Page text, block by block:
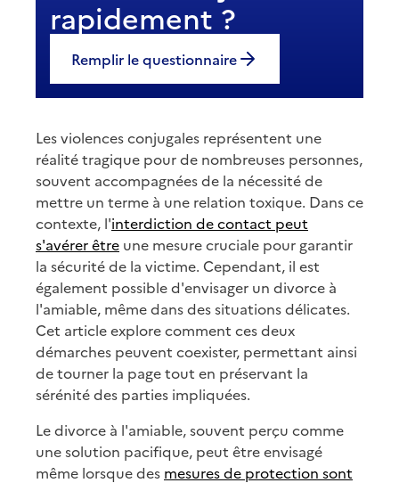
rapidement ?
Remplir le questionnaire
Les violences conjugales représentent une
réalité tragique pour de nombreuses personnes,
souvent accompagnées de la nécessité de
mettre un terme à une relation toxique. Dans ce
contexte, l'interdiction de contact peut
s'avérer être une mesure cruciale pour garantir
la sécurité de la victime. Cependant, il est
également possible d'envisager un divorce à
l'amiable, même dans des situations délicates.
Cet article explore comment ces deux
démarches peuvent coexister, permettant ainsi
de tourner la page tout en préservant la
sérénité des parties impliquées.
Le divorce à l'amiable, souvent perçu comme
une solution pacifique, peut être envisagé
même lorsque des mesures de protection sont